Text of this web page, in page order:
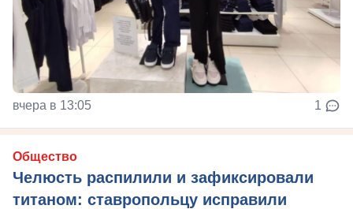
вчера в 13:05 1
Общество
Челюсть распилили и зафиксировали
титаном: ставропольцу исправили